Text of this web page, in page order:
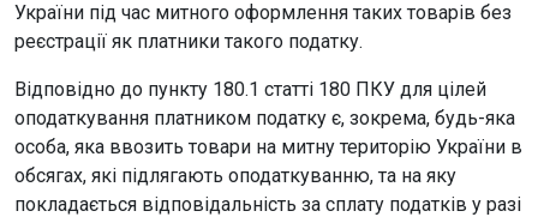
України під час митного оформлення таких товарів без
реєстрації як платники такого податку.
Відповідно до пункту 180.1 статті 180 ПКУ для цілей
оподаткування платником податку є, зокрема, будь-яка
особа, яка ввозить товари на митну територію України в
обсягах, які підлягають оподаткуванню, та на яку
покладається відповідальність за сплату податків у разі